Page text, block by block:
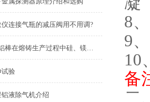
仪连接气瓶的减压阀用不用调?
6系铝棒在熔铸生产过程中硅、镁元素的损耗分析
试验
铝液除气机介绍
8
9
10
备
二